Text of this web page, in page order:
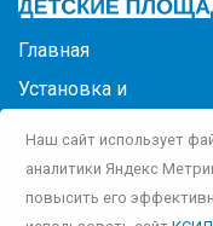
Главная
Установка и
Контакты
Наш сайт использует
аналитики Яндекс
повысить его